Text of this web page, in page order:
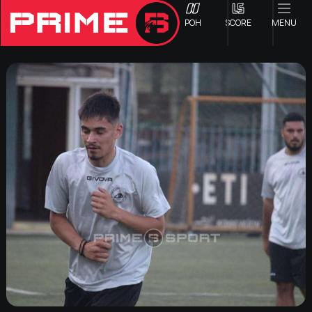
ΡΟΗ SCORE MENU
ΟΦΗ
Α1 ΕΠΣΗ
Α2 ΕΠΣΗ
Β2 ΕΠΣΗ